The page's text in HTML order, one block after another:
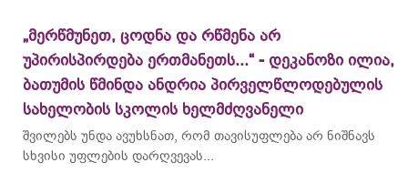
„მერწმუნეთ, ცოდნა და რწმენა არ
უპირისპირდება ერთმანეთს...“ - დეკანოზი ილია,
ბათუმის წმინდა ანდრია პირველწლოდებულის
სახელობის სკოლის ხელმძღვანელი
შვილებს უნდა ავუხსნათ, რომ თავისუფლება არ ნიშნავს
სხვისი უფლების დარღვევას...